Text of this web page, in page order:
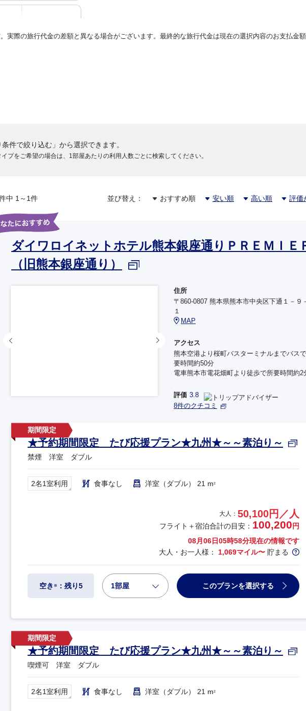
+19,300円
実際の旅行代金の差額と異なる場合がございます。最終的な旅行代金は現在の選択内容のお支払金
件で絞り込む」から選択できます。
プをご希望の場合は、1部屋あたりの利用人数ごとに検索してください。
中 1～1件 並び替え： おすすめ順 安い順 高い順 評価
ダイワロイネットホテル熊本銀座通りＰＲＥＭＩＥ
（旧熊本銀座通り）
住所
〒860-0807 熊本県熊本市中央区下通１－９
１
MAP
アクセス
熊本空港より桜町バスターミナルまでバス
要時間約50分
電車熊本市電花畑町より徒歩で所要時間約2
評価 3.8
8件のクチコミ
★予約期間限定 たび応援プラン★九州★～～素泊り～
禁煙 洋室 ダブル
2名1室利用 食事なし 洋室（ダブル） 21 m2
大人： 50,100円／人
フライト＋宿泊合計の目安： 100,200 円
08月06日05時58分現在の情報です
大人・お一人様： 1,069マイル〜 貯まる
空き ※：残り5 1部屋 このプランを選択する
★予約期間限定 たび応援プラン★九州★～～素泊り～
喫煙可 洋室 ダブル
2名1室利用 食事なし 洋室（ダブル） 21 m2